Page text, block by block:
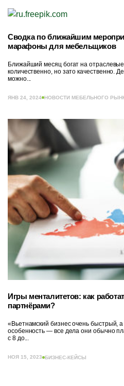
Сводка по ближайшим
марафоны для мебельщиков
Ближайший месяц богат на
количественно, но зато качественно.
можно...
ЯНВ 24, 2024 НОВОСТИ МЕБЕЛЬНОГО
Игры менталитетов: как
партнёрами?
«Вьетнамский бизнес очень быстрый,
особенность — все дела они обычно
с 8 до...
НОЯ 15, 2023 БИЗНЕС-КЕЙСЫ